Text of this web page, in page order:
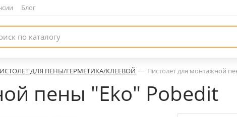
Блог
ДЛЯ ПЕНЫ/ГЕРМЕТИКА/КЛЕЕВОЙ — Пистолет для монтажной
пены "Eko" Pobedit